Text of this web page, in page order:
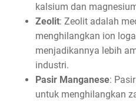
kalsium dan
Zeolit: Zeolit adalah
menghilangkan ion
menjadikannya lebih
industri.
Pasir Manganese:
untuk menghilangkan